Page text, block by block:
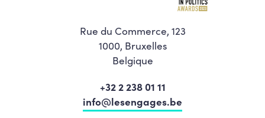
Rue du Commerce, 123
1000, Bruxelles
Belgique
+32 2 238 01 11
info@lesengages.be